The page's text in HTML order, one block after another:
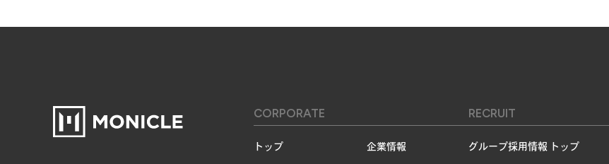
CORPORATE
トップ 企業情報
RECRUIT
グループ採用情報 トップ